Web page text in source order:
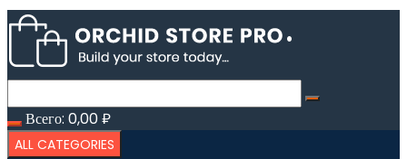
Всего: 0,00₽
ALL CATEGORIES